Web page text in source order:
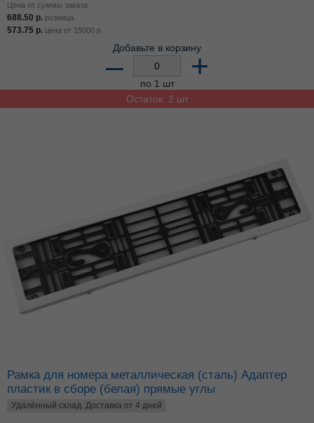
Цена от суммы заказа
688.50 р. розница
573.75 р. цена от 15000 р.
Добавьте в корзину
– +
по 1 шт
Остаток: 2 шт
Рамка для номера металлическая (сталь) Адаптер
пластик в сборе (белая) прямые углы
Удалённый склад. Доставка от 4 дней